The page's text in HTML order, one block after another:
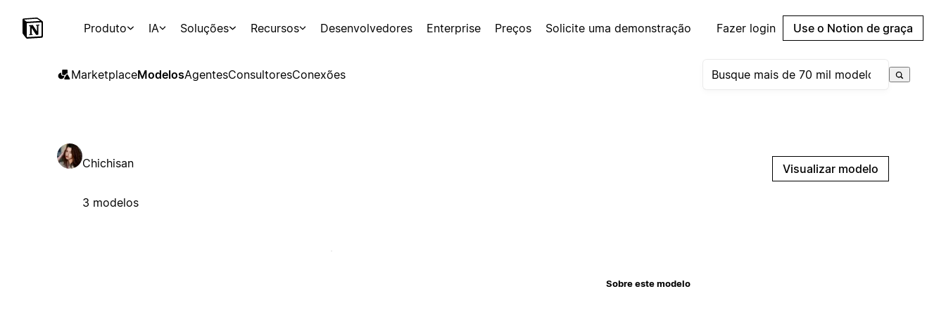
Produto IA Soluções Recursos Desenvolvedores Enterprise Preços Solicite uma demonstração Fazer login Use o Notion de graça
MarketplaceModelosAgentesConsultoresConexões
Chichisan
3 modelos
Visualizar modelo
Sobre este modelo